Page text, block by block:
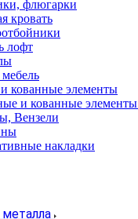
флюгарки
кровать
лофт
мебель
кованные элементы
и кованные элементы
Вензели
накладки